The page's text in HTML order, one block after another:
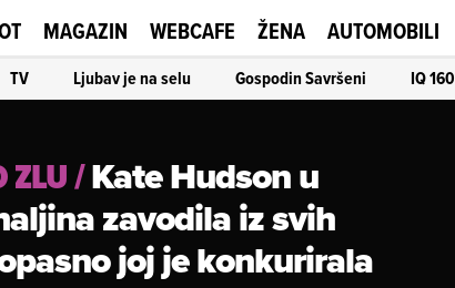
MAGAZIN WEBCAFE ŽENA AUTOMOBILI
TV Ljubav je na selu Gospodin Savršeni IQ 160
ZLU/Kate Hudson u
zavodila iz svih
joj je konkurirala